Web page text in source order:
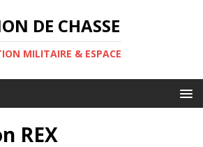
DE CHASSE
MILITAIRE & ESPACE
REX